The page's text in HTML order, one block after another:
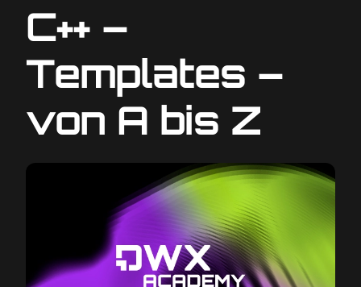
C++ –
Templates –
von A bis Z